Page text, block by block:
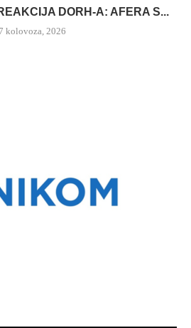
DORH-A: AFERA S...
7 kolovoza, 2026